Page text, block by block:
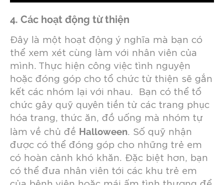
4. Các hoạt động từ thiện
Đây là một hoạt động ý nghĩa mà bạn có
thể xem xét cùng làm với nhân viên của
mình. Thực hiện công việc tình nguyện
hoặc đóng góp cho tổ chức từ thiện sẽ gắn
kết các nhóm lại với nhau. Bạn có thể tổ
chức gây quỹ quyên tiền từ các trang phục
hóa trang, thức ăn, đồ uống mà nhóm tự
làm về chủ đề Halloween. Số quỹ nhận
được có thể đóng góp cho những trẻ em
có hoàn cảnh khó khăn. Đặc biệt hơn, bạn
có thể đưa nhân viên tới các khu trẻ em